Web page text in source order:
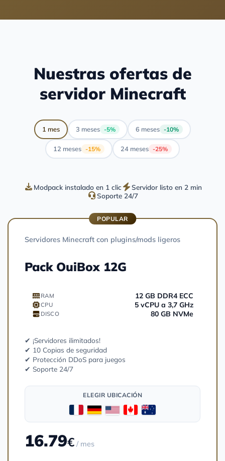
Nuestras ofertas de
servidor Minecraft
1 mes 3 meses -5% 6 meses -10%
12 meses -15% 24 meses -25%
Modpack instalado en 1 clic
Servidor listo en 2 min
Soporte 24/7
POPULAR
Servidores Minecraft con plugins/mods ligeros
Pack OuiBox 12G
RAM 12 GB DDR4 ECC
CPU 5 vCPU a 3,7 GHz
DISCO 80 GB NVMe
✔ ¡Servidores ilimitados!
✔ 10 Copias de seguridad
✔ Protección DDoS para juegos
✔ Soporte 24/7
ELEGIR UBICACIÓN
16.79€ / mes